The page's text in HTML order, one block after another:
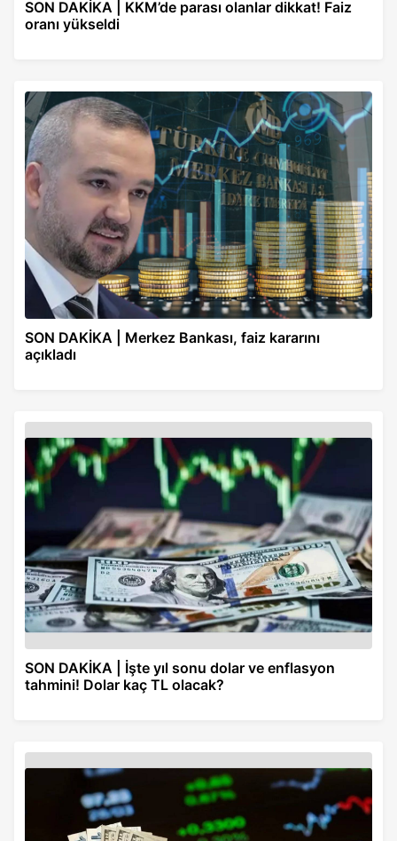
SON DAKİKA | KKM’de parası olanlar dikkat! Faiz
oranı yükseldi
SON DAKİKA | Merkez Bankası, faiz kararını
açıkladı
SON DAKİKA | İşte yıl sonu dolar ve enflasyon
tahmini! Dolar kaç TL olacak?